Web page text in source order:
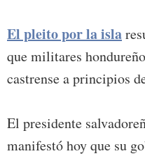
El pleito por la isla
que militares
castrense a principios
El presidente
manifestó hoy que su